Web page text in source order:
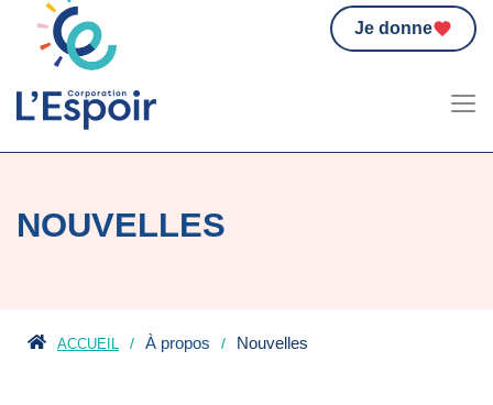
Je donne
NOUVELLES
ACCUEIL À propos Nouvelles